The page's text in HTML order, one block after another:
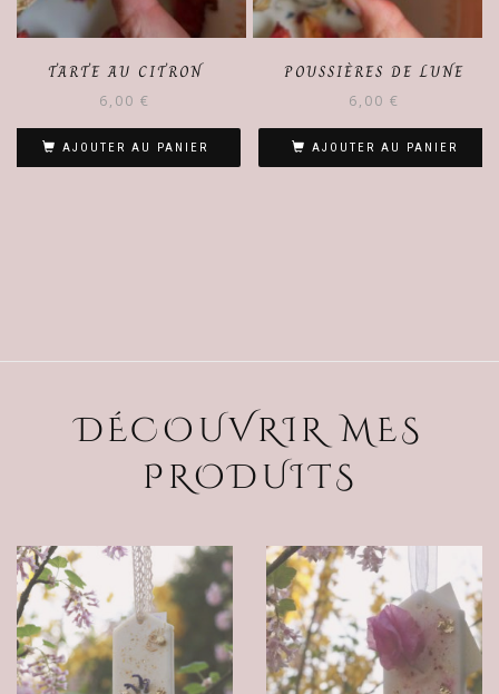
TARTE AU CITRON
6,00 €
AJOUTER AU PANIER
POUSSIÈRES DE LUNE
6,00 €
AJOUTER AU PANIER
DÉCOUVRIR MES
PRODUITS